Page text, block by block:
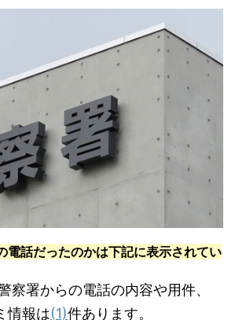
電話だったのかは下記に表示されてい
察署からの電話の内容や用件、
情報は(1)件あります。